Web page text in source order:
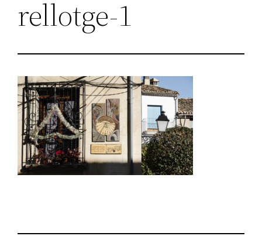
a
rellotge-1